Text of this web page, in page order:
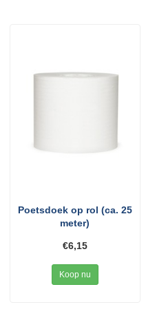
Poetsdoek op rol (ca. 25
meter)
€6,15
Koop nu